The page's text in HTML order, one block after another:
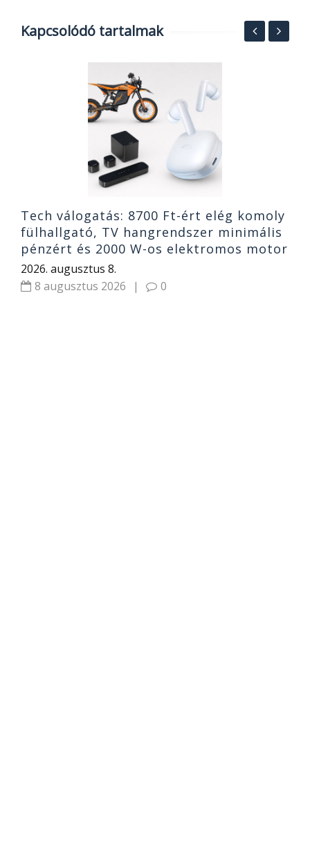
Kapcsolódó tartalmak
Tech válogatás: 8700 Ft-ért elég komoly
fülhallgató, TV hangrendszer minimális
pénzért és 2000 W-os elektromos motor
2026. augusztus 8.
8 augusztus 2026
| 0